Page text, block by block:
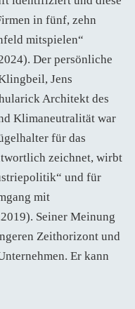
in fünf, zehn
mitspielen“
Der persönliche
Jens
Architekt des
Klimaneutralität war
für das
zeichnet, wirbt
und für
mit
Seiner Meinung
Zeithorizont und
Er kann